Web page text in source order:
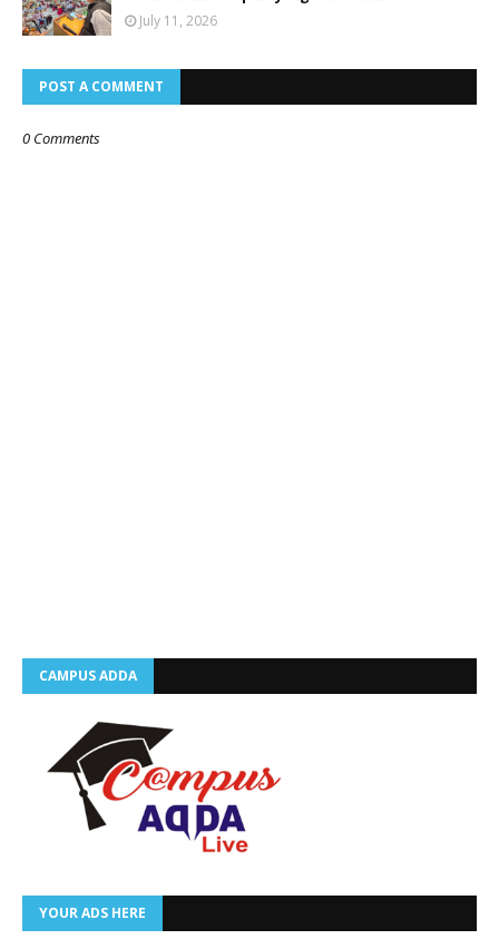
July 11, 2026
POST A COMMENT
0 Comments
CAMPUS ADDA
YOUR ADS HERE